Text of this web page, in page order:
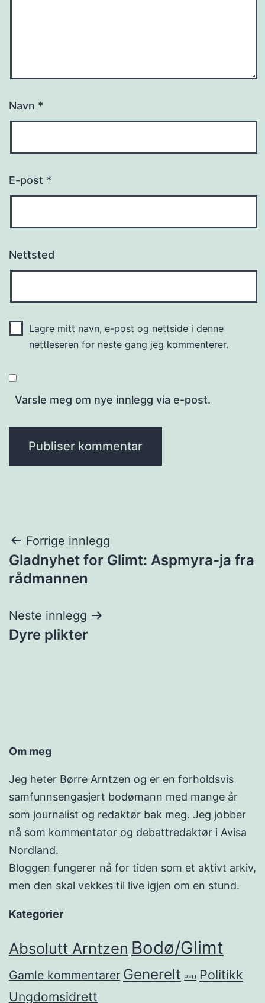
Navn *
E-post *
Nettsted
Lagre mitt navn, e-post og nettside i denne
nettleseren for neste gang jeg kommenterer.
Varsle meg om nye innlegg via e-post.
Innleggsnavigasjon
Forrige innlegg
Gladnyhet for Glimt: Aspmyra-ja fra
rådmannen
Neste innlegg
Dyre plikter
Om meg
Jeg heter Børre Arntzen og er en forholdsvis
samfunnsengasjert bodømann med mange år
som journalist og redaktør bak meg. Jeg jobber
nå som kommentator og debattredaktør i Avisa
Nordland.
Bloggen fungerer nå for tiden som et aktivt arkiv,
men den skal vekkes til live igjen om en stund.
Kategorier
Absolutt Arntzen Bodø/Glimt
Gamle kommentarer Generelt PFU Politikk
Ungdomsidrett